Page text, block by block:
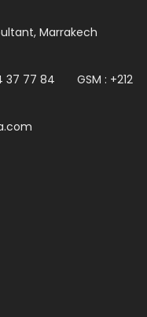
Marrakech
37 77 84 GSM : +212